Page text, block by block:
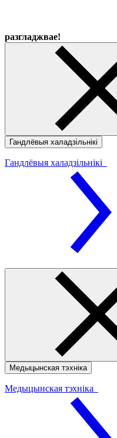
разгладжвае!
Гандлёвыя халадзільнікі
Гандлёвыя халадзільнікі
Медыцынская тэхніка
Медыцынская тэхніка